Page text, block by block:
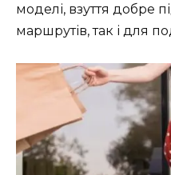
моделі, взуття добре
маршрутів, так і для